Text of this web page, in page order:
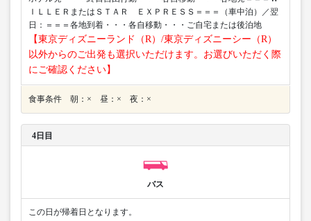
ＩＬＬＥＲまたはＳＴＡＲ ＥＸＰＲＥＳＳ＝＝＝（車中泊）／翌
日：＝＝＝各地到着・・・各自移動・・・ご自宅または後泊地
【東京ディズニーランド（R）/東京ディズニーシー（R）
以外からのご出発も選択いただけます。お選びいただく際
にご確認ください】
食事条件 朝：× 昼：× 夜：×
4日目
バス
この日が帰着日となります。